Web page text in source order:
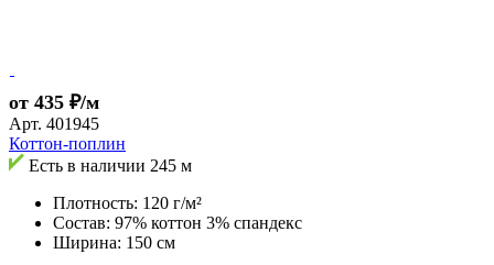
от 435 ₽/м
Арт. 401945
Коттон-поплин
Есть в наличии 245 м
Плотность: 120 г/м²
Состав: 97% коттон 3% спандекс
Ширина: 150 см